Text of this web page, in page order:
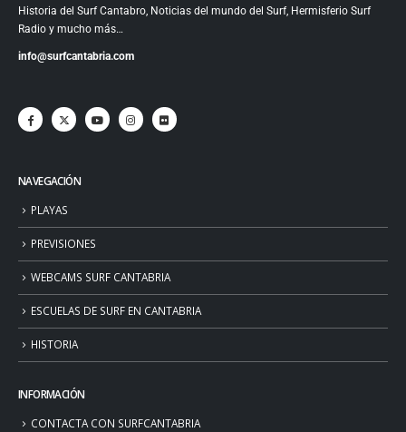
Historia del Surf Cantabro, Noticias del mundo del Surf, Hermisferio Surf
Radio y mucho más…
info@surfcantabria.com
NAVEGACIÓN
PLAYAS
PREVISIONES
WEBCAMS SURF CANTABRIA
ESCUELAS DE SURF EN CANTABRIA
HISTORIA
INFORMACIÓN
CONTACTA CON SURFCANTABRIA